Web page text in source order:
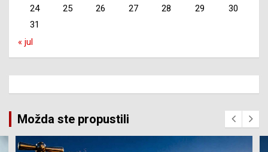
24
25 26 27 28 29
30
31
« jul
Možda ste propustili